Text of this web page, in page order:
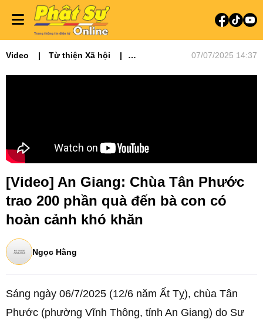
Video
Từ thiện Xã hội
07/07/2025 14:37
[Video] An Giang: Chùa Tân Phước
trao 200 phần quà đến bà con có
hoàn cảnh khó khăn
Ngọc Hằng
Sáng ngày 06/7/2025 (12/6 năm Ất Tỵ), chùa Tân
Phước (phường Vĩnh Thông, tỉnh An Giang) do Sư